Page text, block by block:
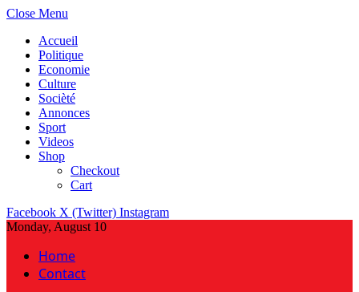
Close Menu
Accueil
Politique
Economie
Culture
Socièté
Annonces
Sport
Videos
Shop
Checkout
Cart
Facebook X (Twitter) Instagram
Monday, August 10
Home
Contact